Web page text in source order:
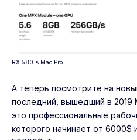
RX 580 в Mac Pro
А теперь посмотрите на
последний, вышедший в 2019
это профессиональные
которого начинает от 6000$